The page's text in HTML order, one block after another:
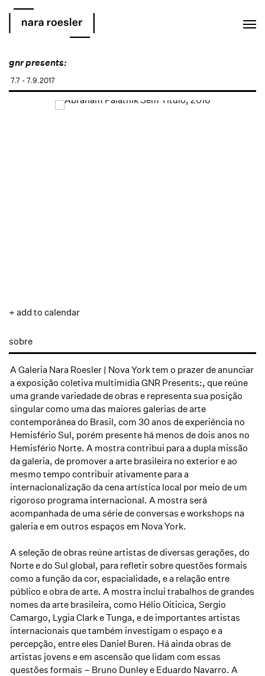
7.7 - 7.9.2017
gnr presents:
Open a larger version of the following image in a popup:
+ add to calendar
sobre
A Galeria Nara Roesler | Nova York tem o prazer de anunciar
a exposição coletiva multimídia GNR Presents:, que reúne
uma grande variedade de obras e representa sua posição
singular como uma das maiores galerias de arte
contemporânea do Brasil, com 30 anos de experiência no
Hemisfério Sul, porém presente há menos de dois anos no
Hemisfério Norte. A mostra contribui para a dupla missão
da galeria, de promover a arte brasileira no exterior e ao
mesmo tempo contribuir ativamente para a
internacionalização da cena artística local por meio de um
rigoroso programa internacional. A mostra será
acompanhada de uma série de conversas e workshops na
galeria e em outros espaços em Nova York.
A seleção de obras reúne artistas de diversas gerações, do
Norte e do Sul global, para refletir sobre questões formais
como a função da cor, espacialidade, e a relação entre
público e obra de arte. A mostra inclui trabalhos de grandes
nomes da arte brasileira, como Hélio Oiticica, Sergio
Camargo, Lygia Clark e Tunga, e de importantes artistas
internacionais que também investigam o espaço e a
percepção, entre eles Daniel Buren. Há ainda obras de
artistas jovens e em ascensão que lidam com essas
questões formais – Bruno Dunley e Eduardo Navarro. A